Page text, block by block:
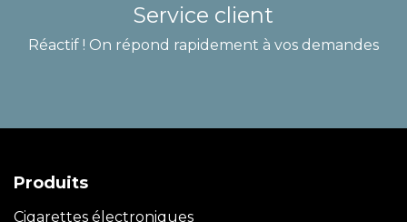
Service client
Réactif ! On répond rapidement à vos demandes
Produits
Cigarettes électroniques